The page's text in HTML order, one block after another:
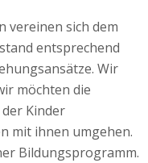
vereinen sich dem
entsprechend
Wir
möchten die
Kinder
mit ihnen umgehen.
Bildungsprogramm.